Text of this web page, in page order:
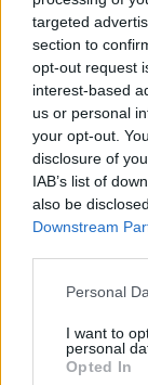
targeted
section to
opt-out request
interest-based
us or personal
your opt-out.
disclosure of
IAB’s list of
also be
Downstream
Personal
I want to
personal
Opted In
„Mindegy
Greendex 55:58